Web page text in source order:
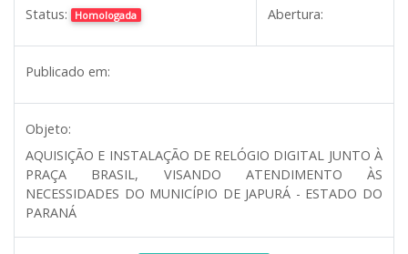
Status: Homologada Abertura:
Publicado em:
Objeto:
AQUISIÇÃO E INSTALAÇÃO DE RELÓGIO DIGITAL JUNTO À
PRAÇA BRASIL, VISANDO ATENDIMENTO ÀS
NECESSIDADES DO MUNICÍPIO DE JAPURÁ - ESTADO DO
PARANÁ